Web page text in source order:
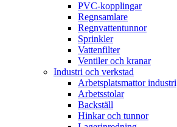
PVC-kopplingar
Regnsamlare
Regnvattentunnor
Sprinkler
Vattenfilter
Ventiler och kranar
Industri och verkstad
Arbetsplatsmattor industri
Arbetsstolar
Backställ
Hinkar och tunnor